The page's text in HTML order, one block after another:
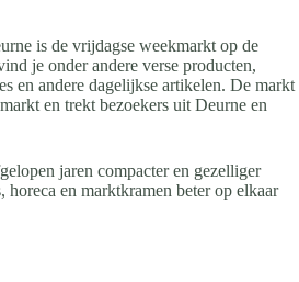
is de vrijdagse weekmarkt op de
je onder andere verse producten,
en andere dagelijkse artikelen. De markt
en trekt bezoekers uit Deurne en
jaren compacter en gezelliger
en marktkramen beter op elkaar